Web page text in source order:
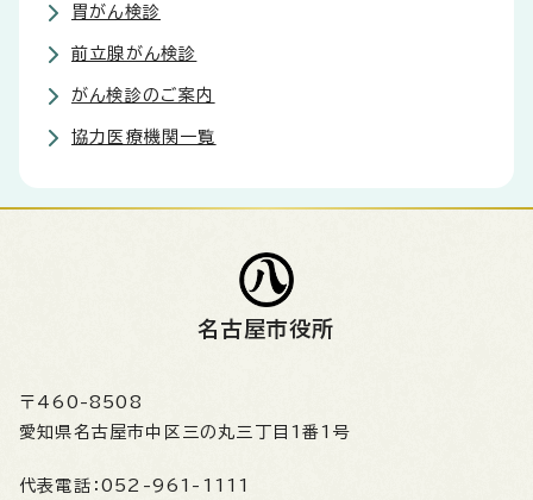
胃がん検診
前立腺がん検診
がん検診のご案内
協力医療機関一覧
名古屋市役所
〒460-8508
愛知県名古屋市中区三の丸三丁目1番1号
代表電話： 052-961-1111